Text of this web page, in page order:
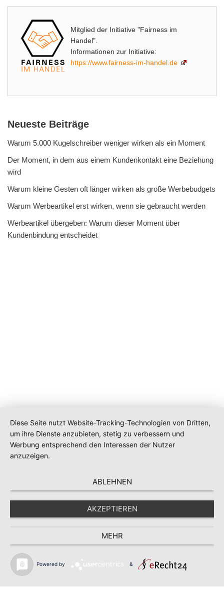
Mitglied der Initiative "Fairness im
Handel".
Informationen zur Initiative:
https://www.fairness-im-handel.de
Neueste Beiträge
Warum 5.000 Kugelschreiber weniger wirken als ein Moment
Der Moment, in dem aus einem Kundenkontakt eine Beziehung
wird
Warum kleine Gesten oft länger wirken als große Werbebudgets
Warum Werbeartikel erst wirken, wenn sie gebraucht werden
Werbeartikel übergeben: Warum dieser Moment über
Kundenbindung entscheidet
Diese Seite nutzt Website-Tracking-Technologien von Dritten,
um ihre Dienste anzubieten, stetig zu verbessern und
Werbung entsprechend den Interessen der Nutzer
anzuzeigen.
ABLEHNEN
AKZEPTIEREN
MEHR
Powered by &